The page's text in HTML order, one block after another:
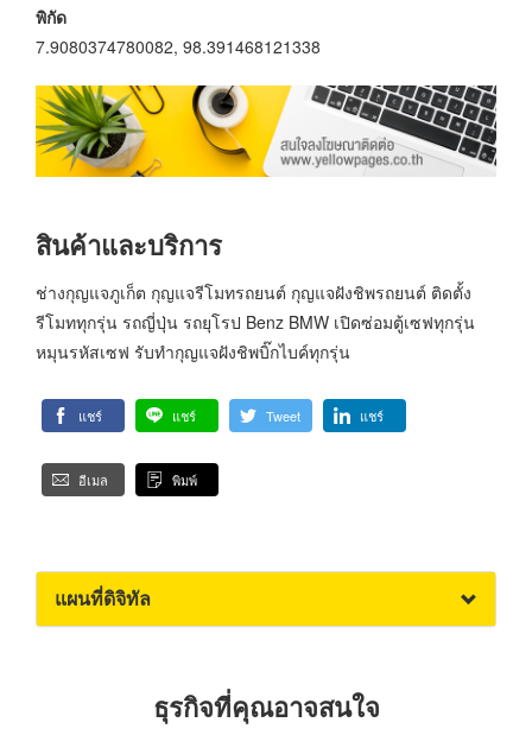
พิกัด
7.9080374780082, 98.391468121338
สินค้าและบริการ
ช่างกุญแจภูเก็ต กุญแจรีโมทรถยนต์ กุญแจฝังชิพรถยนต์ ติดตั้ง
รีโมททุกรุ่น รถญี่ปุ่น รถยุโรป Benz BMW เปิดซ่อมตู้เซฟทุกรุ่น
หมุนรหัสเซฟ รับทำกุญแจฝังชิพบิ๊กไบค์ทุกรุ่น
แชร์ แชร์ Tweet แชร์
อีเมล พิมพ์
แผนที่ดิจิทัล
ธุรกิจที่คุณอาจสนใจ